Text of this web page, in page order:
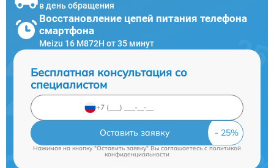
в день обращения
Восстановление цепей питания телефона
смартфона
Meizu 16 M872H от 35 минут
Бесплатная консультация со
специалистом
Оставить заявку
Нажимая на кнопку "Оставить заявку" Вы соглашаетесь cполитикой
конфиденциальности